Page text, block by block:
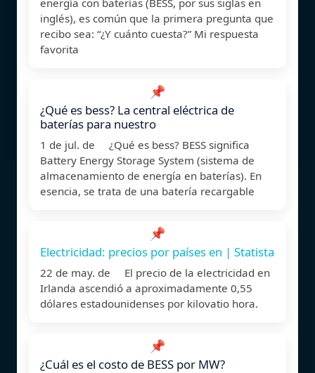
inglés), es común que la primera pregunta que
recibo sea: “¿Y cuánto cuesta?” Mi respuesta
favorita
📌
¿Qué es bess? La central eléctrica de
baterías para nuestro
1 de jul. de ¿Qué es bess? BESS significa
Battery Energy Storage System (sistema de
almacenamiento de energía en baterías). En
esencia, se trata de una batería recargable
📌
Electricidad: precios por países en | Statista
22 de may. de El precio de la electricidad en
Irlanda ascendió a aproximadamente 0,55
dólares estadounidenses por kilovatio hora.
📌
¿Cuál es el costo de BESS por MW?